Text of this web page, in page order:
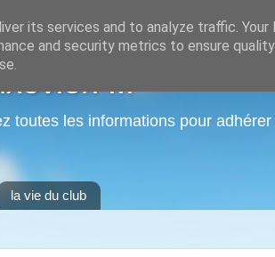
...
toutes les informations pour
la vie du club
its services and to analyze traffic. Your
and security metrics to ensure